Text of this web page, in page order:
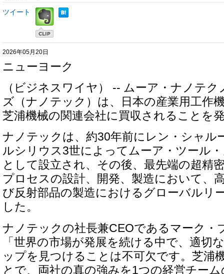
ツイート
2026年05月20日
ニューヨーク
（ビジネスワイヤ） -- ムーア・ナノテ
ズ（ナノテック）は、日本の産業用工作
芝浦機械の関連会社に買収されることを
ナノテックは、約30年前にレン・シャル
ルシリウス3世によってムーア・ツール
として設立され、その後、最先端の超精
プロセスの設計、開発、製造において、
び反射部品の製造におけるグローバルリ
した。
ナノテックの社長兼CEOであるマーク・
「世界の市場が発展を続ける中で、適切
ップを見つけることは不可欠です。芝浦
とで、両社の真の強みを1つの経営チー